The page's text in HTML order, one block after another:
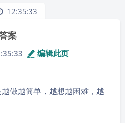
12:35:33
案
编辑此页
做越简单，越想越困难，越